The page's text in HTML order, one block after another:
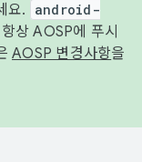
요.
android-
상 AOSP에 푸시
AOSP 변경사항을